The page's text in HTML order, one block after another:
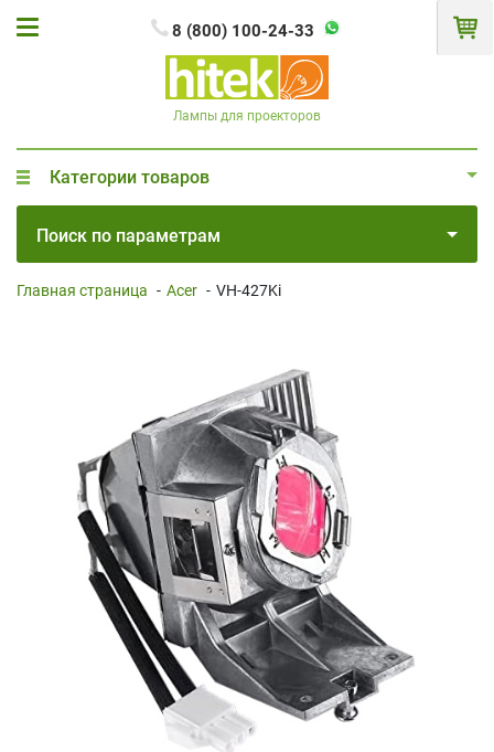
8 (800) 100-24-33
Лампы для проекторов
Категории товаров
Поиск по параметрам
Главная страница - Acer - VH-427Ki